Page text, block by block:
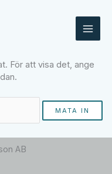
För att visa det, ange
AB